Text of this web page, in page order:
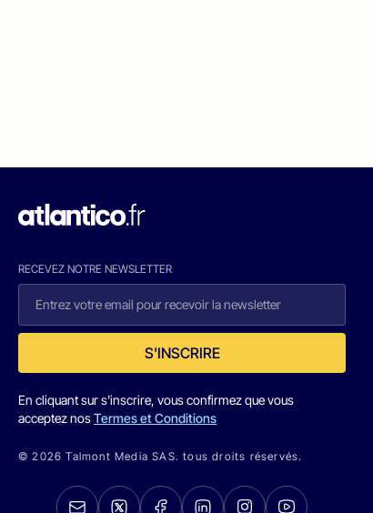
RECEVEZ NOTRE NEWSLETTER
S'INSCRIRE
En cliquant sur s'inscrire, vous confirmez que vous
acceptez nosTermes et Conditions
© 2026 Talmont Media SAS. tous droits réservés.